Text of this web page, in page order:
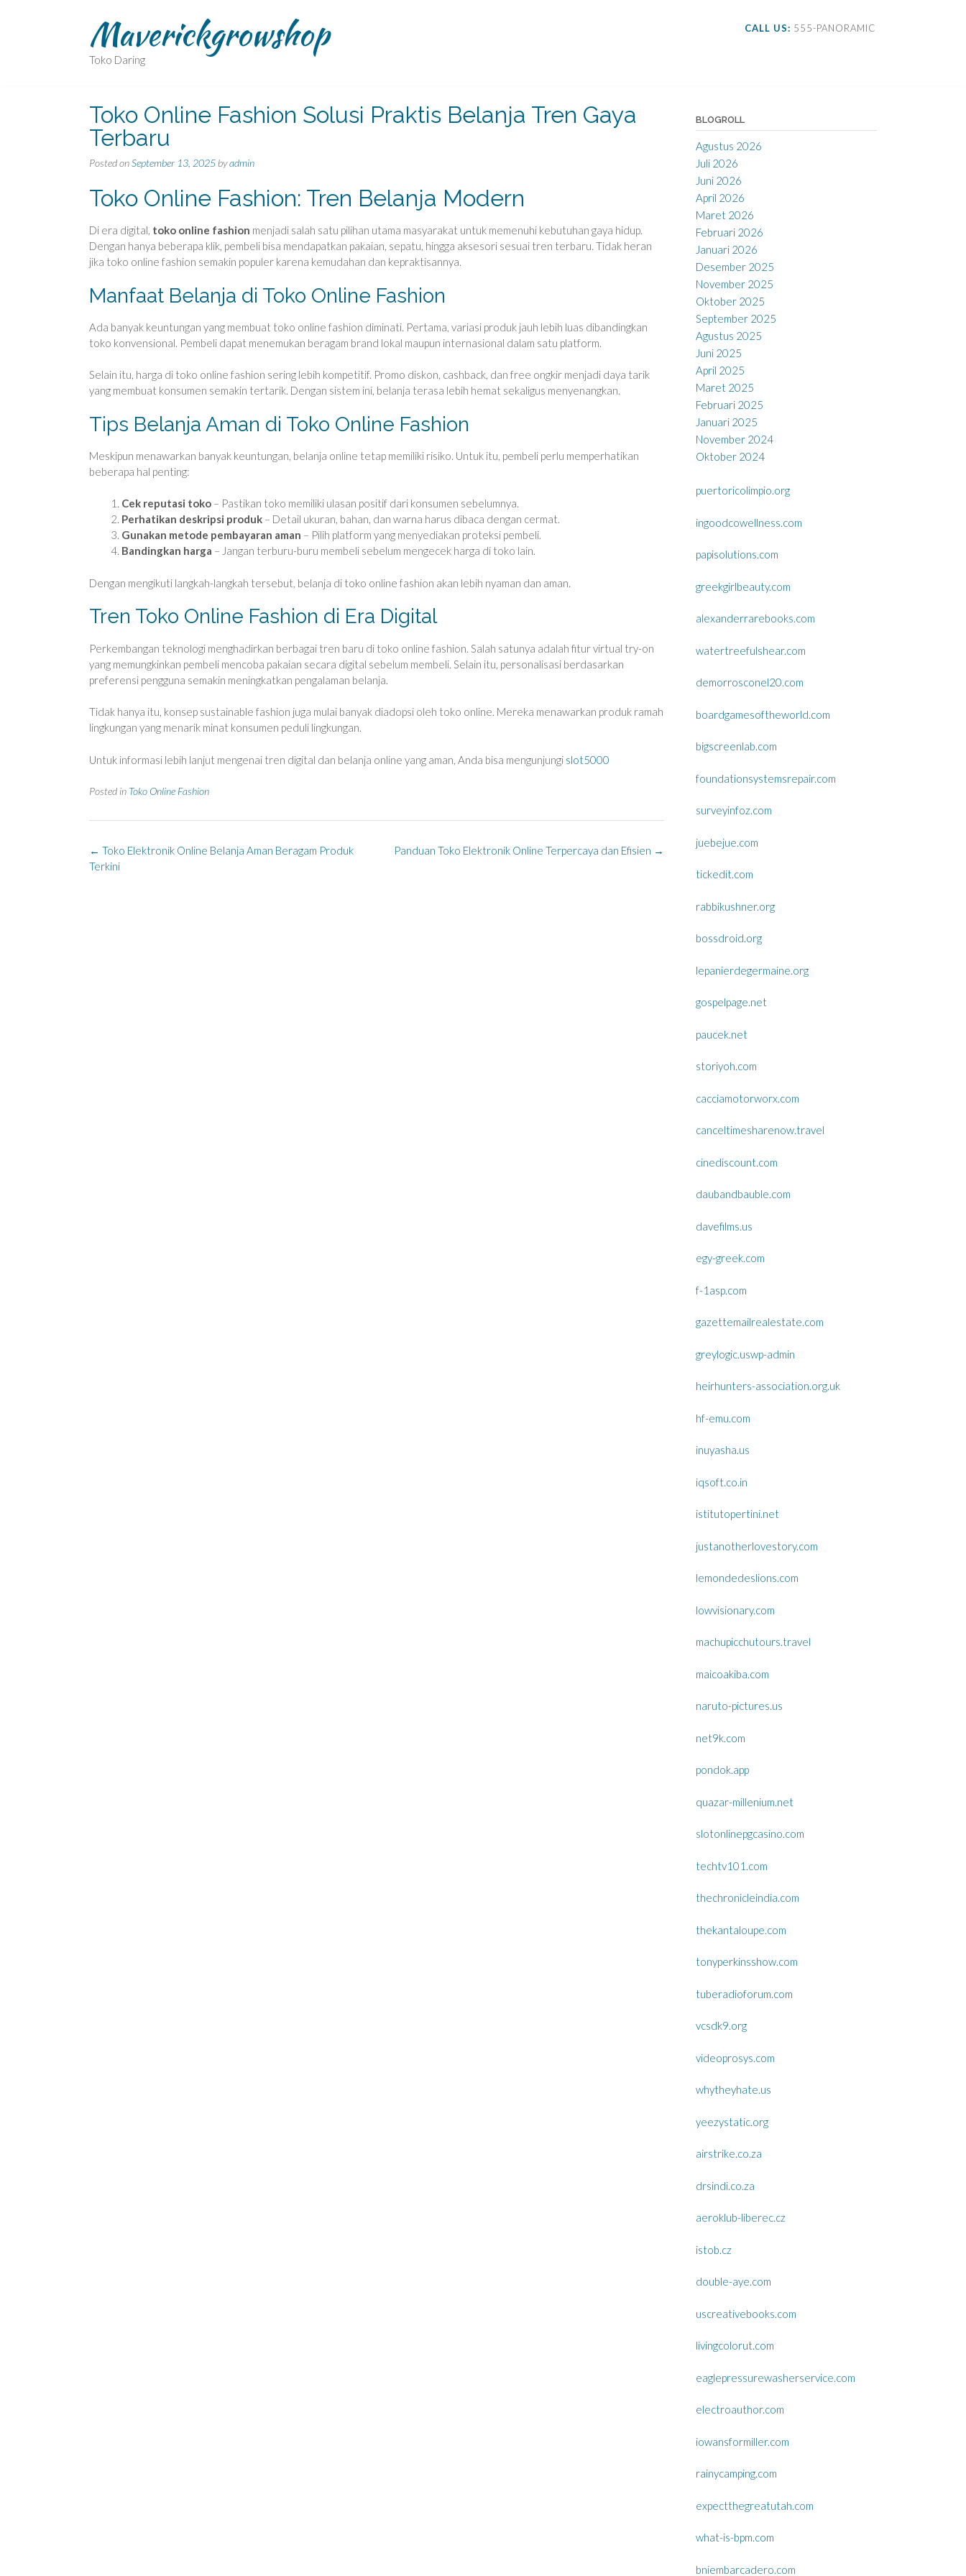
Maverickgrowshop
Toko Daring
CALL US: 555-PANORAMIC
Toko Online Fashion Solusi Praktis Belanja Tren Gaya
Terbaru
Posted onSeptember 13, 2025 byadmin
Toko Online Fashion: Tren Belanja Modern
Di era digital, toko online fashion menjadi salah satu pilihan utama masyarakat untuk memenuhi kebutuhan gaya hidup.
Dengan hanya beberapa klik, pembeli bisa mendapatkan pakaian, sepatu, hingga aksesori sesuai tren terbaru. Tidak heran
jika toko online fashion semakin populer karena kemudahan dan kepraktisannya.
Manfaat Belanja di Toko Online Fashion
Ada banyak keuntungan yang membuat toko online fashion diminati. Pertama, variasi produk jauh lebih luas dibandingkan
toko konvensional. Pembeli dapat menemukan beragam brand lokal maupun internasional dalam satu platform.
Selain itu, harga di toko online fashion sering lebih kompetitif. Promo diskon, cashback, dan free ongkir menjadi daya tarik
yang membuat konsumen semakin tertarik. Dengan sistem ini, belanja terasa lebih hemat sekaligus menyenangkan.
Tips Belanja Aman di Toko Online Fashion
Meskipun menawarkan banyak keuntungan, belanja online tetap memiliki risiko. Untuk itu, pembeli perlu memperhatikan
beberapa hal penting:
Cek reputasi toko – Pastikan toko memiliki ulasan positif dari konsumen sebelumnya.
Perhatikan deskripsi produk – Detail ukuran, bahan, dan warna harus dibaca dengan cermat.
Gunakan metode pembayaran aman – Pilih platform yang menyediakan proteksi pembeli.
Bandingkan harga – Jangan terburu-buru membeli sebelum mengecek harga di toko lain.
Dengan mengikuti langkah-langkah tersebut, belanja di toko online fashion akan lebih nyaman dan aman.
Tren Toko Online Fashion di Era Digital
Perkembangan teknologi menghadirkan berbagai tren baru di toko online fashion. Salah satunya adalah fitur virtual try-on
yang memungkinkan pembeli mencoba pakaian secara digital sebelum membeli. Selain itu, personalisasi berdasarkan
preferensi pengguna semakin meningkatkan pengalaman belanja.
Tidak hanya itu, konsep sustainable fashion juga mulai banyak diadopsi oleh toko online. Mereka menawarkan produk ramah
lingkungan yang menarik minat konsumen peduli lingkungan.
Untuk informasi lebih lanjut mengenai tren digital dan belanja online yang aman, Anda bisa mengunjungi slot5000
Posted in Toko Online Fashion
Post
navigation
Panduan Toko Elektronik Online Terpercaya dan Efisien →
← Toko Elektronik Online Belanja Aman Beragam Produk
Terkini
BLOGROLL
Agustus 2026
Juli 2026
Juni 2026
April 2026
Maret 2026
Februari 2026
Januari 2026
Desember 2025
November 2025
Oktober 2025
September 2025
Agustus 2025
Juni 2025
April 2025
Maret 2025
Februari 2025
Januari 2025
November 2024
Oktober 2024
puertoricolimpio.org
ingoodcowellness.com
papisolutions.com
greekgirlbeauty.com
alexanderrarebooks.com
watertreefulshear.com
demorrosconel20.com
boardgamesoftheworld.com
bigscreenlab.com
foundationsystemsrepair.com
surveyinfoz.com
juebejue.com
tickedit.com
rabbikushner.org
bossdroid.org
lepanierdegermaine.org
gospelpage.net
paucek.net
storiyoh.com
cacciamotorworx.com
canceltimesharenow.travel
cinediscount.com
daubandbauble.com
davefilms.us
egy-greek.com
f-1asp.com
gazettemailrealestate.com
greylogic.uswp-admin
heirhunters-association.org.uk
hf-emu.com
inuyasha.us
iqsoft.co.in
istitutopertini.net
justanotherlovestory.com
lemondedeslions.com
lowvisionary.com
machupicchutours.travel
maicoakiba.com
naruto-pictures.us
net9k.com
pondok.app
quazar-millenium.net
slotonlinepgcasino.com
techtv101.com
thechronicleindia.com
thekantaloupe.com
tonyperkinsshow.com
tuberadioforum.com
vcsdk9.org
videoprosys.com
whytheyhate.us
yeezystatic.org
airstrike.co.za
drsindi.co.za
aeroklub-liberec.cz
istob.cz
double-aye.com
uscreativebooks.com
livingcolorut.com
eaglepressurewasherservice.com
electroauthor.com
iowansformiller.com
rainycamping.com
expectthegreatutah.com
what-is-bpm.com
bniembarcadero.com